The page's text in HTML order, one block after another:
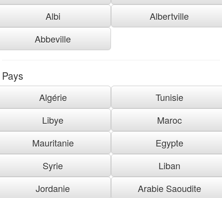
Albi
Albertville
Abbeville
Pays
Algérie
Tunisie
Libye
Maroc
Mauritanie
Egypte
Syrie
Liban
Jordanie
Arabie Saoudite